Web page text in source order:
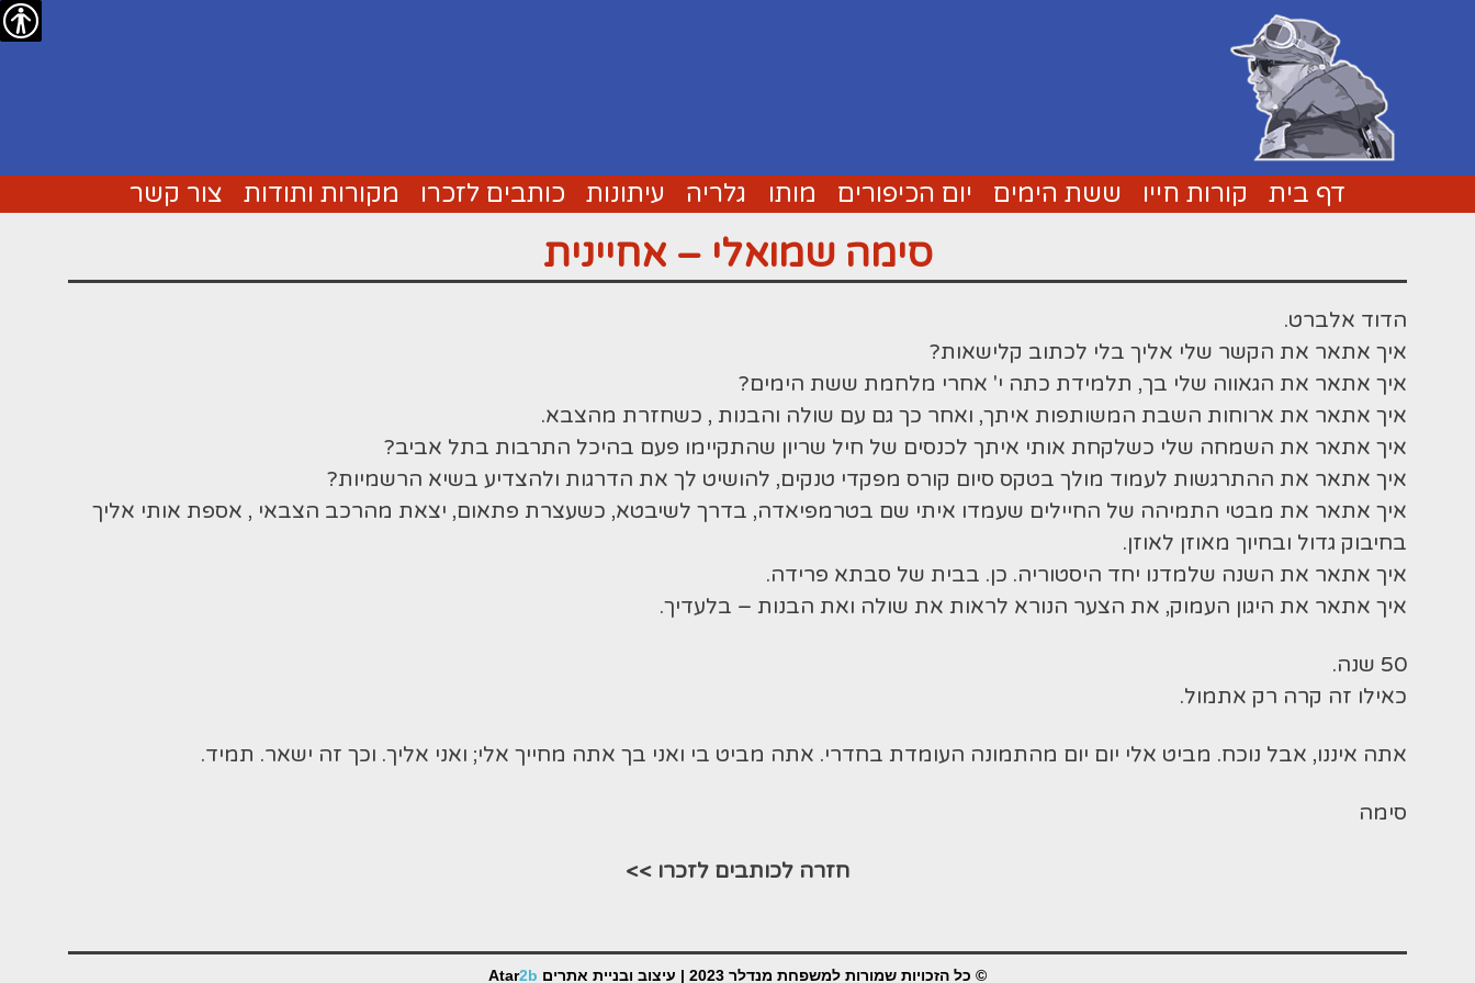
דף בית קורות חייו ששת הימים יום הכיפורים מותו גלריה עיתונות כותבים לזכרו מקורות ותודות צור קשר
סימה שמואלי – אחיינית
הדוד אלברט.
איך אתאר את הקשר שלי אליך בלי לכתוב קלישאות?
איך אתאר את הגאווה שלי בך, תלמידת כתה י' אחרי מלחמת ששת הימים?
איך אתאר את ארוחות השבת המשותפות איתך, ואחר כך גם עם שולה והבנות , כשחזרת מהצבא.
איך אתאר את השמחה שלי כשלקחת אותי איתך לכנסים של חיל שריון שהתקיימו פעם בהיכל התרבות בתל אביב?
איך אתאר את ההתרגשות לעמוד מולך בטקס סיום קורס מפקדי טנקים, להושיט לך את הדרגות ולהצדיע בשיא הרשמיות?
איך אתאר את מבטי התמיהה של החיילים שעמדו איתי שם בטרמפיאדה, בדרך לשיבטא, כשעצרת פתאום, יצאת מהרכב הצבאי , אספת אותי אליך
בחיבוק גדול ובחיוך מאוזן לאוזן.
איך אתאר את השנה שלמדנו יחד היסטוריה. כן. בבית של סבתא פרידה.
איך אתאר את היגון העמוק, את הצער הנורא לראות את שולה ואת הבנות – בלעדיך.
50 שנה.
כאילו זה קרה רק אתמול.
אתה איננו, אבל נוכח. מביט אלי יום יום מהתמונה העומדת בחדרי. אתה מביט בי ואני בך אתה מחייך אלי; ואני אליך. וכך זה ישאר. תמיד.
סימה
חזרה לכותבים לזכרו >>
© כל הזכויות שמורות למשפחת מנדלר 2023 | עיצוב ובניית אתרים Atar2b